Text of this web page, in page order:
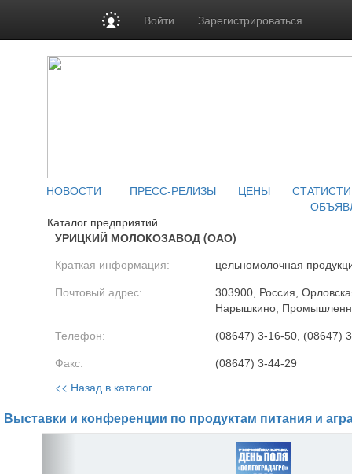
Войти Зарегистрироваться
НОВОСТИ ПРЕСС-РЕЛИЗЫ ЦЕНЫ
Каталог предприятий
УРИЦКИЙ МОЛОКОЗАВОД (ОАО)
Краткая информация: цельномолочная
Почтовый адрес:
303900, Россия,
Нарышкино,
Телефон: (08647) 3-16-50, (08647)
Факс: (08647) 3-44-29
<< Назад в каталог
Выставки и конференции по продуктам питания и